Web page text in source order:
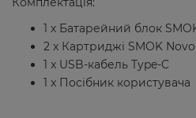
1 х Батарейний блок
2 x Картриджі SMOK
1 x USB-кабель Type-C
1 x Посібник користувача